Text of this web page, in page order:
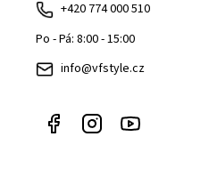
+420 774 000 510
Po - Pá: 8:00 - 15:00
info@vfstyle.cz